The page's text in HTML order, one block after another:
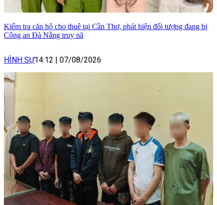
Kiểm tra căn hộ cho thuê tại Cần Thơ, phát hiện đối tượng đang bị
Công an Đà Nẵng truy nã
HÌNH SỰ14:12 07/08/2026